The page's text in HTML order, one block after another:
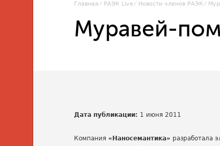
Главная РАЭК Live Новости членов РАЭК
Муравей-
Дата публикации: 1 июня 2011
Компания «Наносемантика» разработала